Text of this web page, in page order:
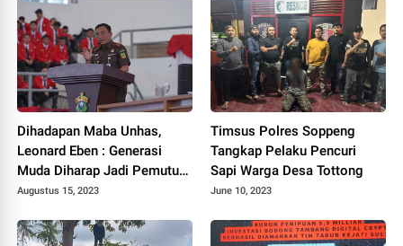
Dihadapan Maba Unhas,
Leonard Eben : Generasi
Muda Diharap Jadi Pemutus
Mata Rantai Korupsi
Augustus 15, 2023
Timsus Polres Soppeng
Tangkap Pelaku Pencuri
Sapi Warga Desa Tottong
June 10, 2023